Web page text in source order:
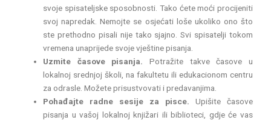
svoje spisateljske sposobnosti. Tako ćete moći procijeniti
svoj napredak. Nemojte se osjećati loše ukoliko ono što
ste prethodno pisali nije tako sjajno. Svi spisatelji tokom
vremena unaprijede svoje vještine pisanja.
Uzmite časove pisanja. Potražite takve časove u
lokalnoj srednjoj školi, na fakultetu ili edukacionom centru
za odrasle. Možete prisustvovati i predavanjima.
Pohađajte radne sesije za pisce. Upišite časove
pisanja u vašoj lokalnoj knjižari ili biblioteci, gdje će vas